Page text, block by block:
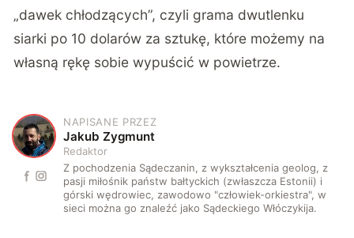
„dawek chłodzących”, czyli grama dwutlenku
siarki po 10 dolarów za sztukę, które możemy na
własną rękę sobie wypuścić w powietrze.
J
NAPISANE PRZEZ
Jakub Zygmunt
Redaktor
Z pochodzenia Sądeczanin, z wykształcenia geolog, z
pasji miłośnik państw bałtyckich (zwłaszcza Estonii) i
górski wędrowiec, zawodowo "człowiek-orkiestra", w
sieci można go znaleźć jako Sądeckiego Włóczykija.